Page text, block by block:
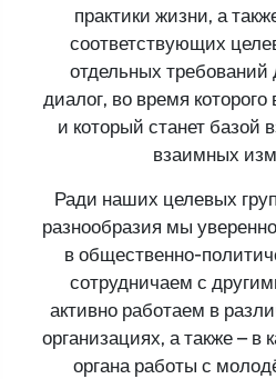
практики жизни, а
соответствующих
отдельных требований
диалог, во время
и который станет базой
взаимных
Ради наших целевых
разнообразия мы
в общественно-
сотрудничаем с
активно работаем в
организациях, а также – в
органа работы с